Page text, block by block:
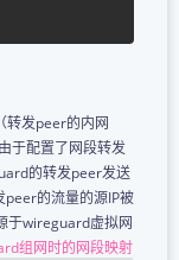
（转发peer的内网
于配置了网段转发
的转发peer发送
peer的流量的源IP被
于wireguard虚拟网
组网时的网段映射